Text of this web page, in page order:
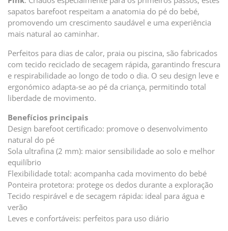
sapatos barefoot respeitam a anatomia do pé do bebé,
promovendo um crescimento saudável e uma experiência
mais natural ao caminhar.
Perfeitos para dias de calor, praia ou piscina, são fabricados
com tecido reciclado de secagem rápida, garantindo frescura
e respirabilidade ao longo de todo o dia. O seu design leve e
ergonómico adapta-se ao pé da criança, permitindo total
liberdade de movimento.
Benefícios principais
Design barefoot certificado: promove o desenvolvimento
natural do pé
Sola ultrafina (2 mm): maior sensibilidade ao solo e melhor
equilíbrio
Flexibilidade total: acompanha cada movimento do bebé
Ponteira protetora: protege os dedos durante a exploração
Tecido respirável e de secagem rápida: ideal para água e
verão
Leves e confortáveis: perfeitos para uso diário